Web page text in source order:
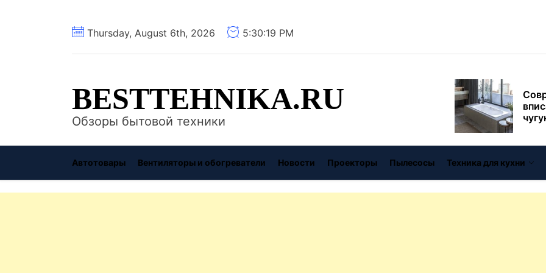
Thursday, August 6th, 2026 5:30:20 PM
BESTTEHNIKA.RU
Обзоры бытовой техники
Автотовары Вентиляторы и обогреватели Новости Проекторы Пылесосы Техника для кухни